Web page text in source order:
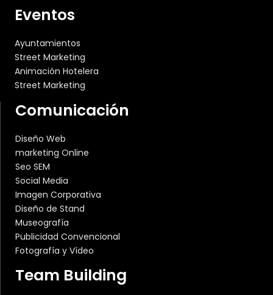
Eventos
Ayuntamientos
Street Marketing
Animación Hotelera
Street Marketing
Comunicación
Diseño Web
marketing Online
Seo SEM
Social Media
Imagen Corporativa
Diseño de Stand
Museografía
Publicidad Convencional
Fotografía y Vídeo
Team Building